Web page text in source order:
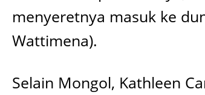
menyeretnya masuk ke
Wattimena).
Selain Mongol, Kathleen